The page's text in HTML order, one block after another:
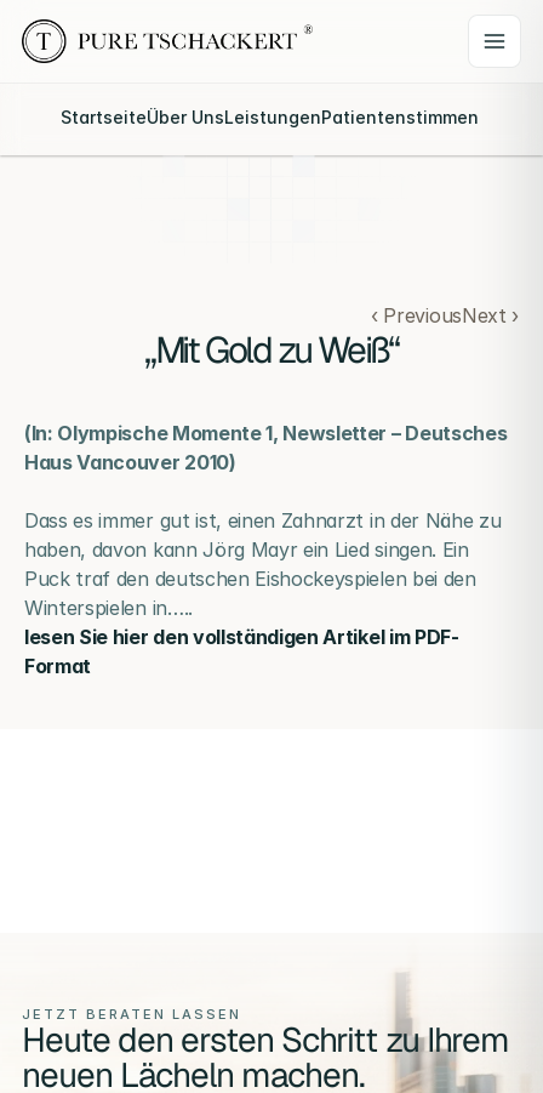
StartseiteÜber UnsLeistungenPatientenstimmen
‹ PreviousNext ›
„Mit Gold zu Weiß“
(In: Olympische Momente 1, Newsletter – Deutsches
Haus Vancouver 2010)
Dass es immer gut ist, einen Zahnarzt in der Nähe zu
haben, davon kann Jörg Mayr ein Lied singen. Ein
Puck traf den deutschen Eishockeyspielen bei den
Winterspielen in…..
lesen Sie hier den vollständigen Artikel im PDF-
Format
JETZT BERATEN LASSEN
Heute den ersten Schritt zu Ihrem
neuen Lächeln machen.